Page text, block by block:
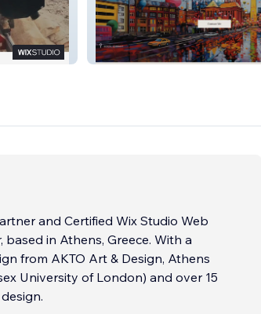
CRM.BERLIN
and Certified Wix Studio Web
in Athens, Greece. With a
from AKTO Art & Design, Athens
University of London) and over 15